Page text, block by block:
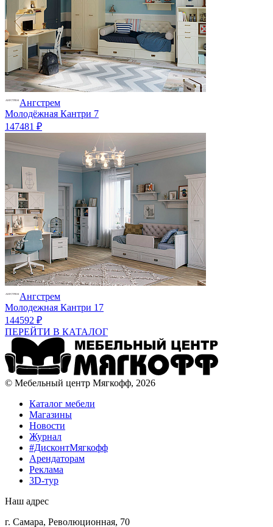
Ангстрем
Молодёжная Кантри 7
147481 ₽
Ангстрем
Молодежная Кантри 17
144592 ₽
ПЕРЕЙТИ В КАТАЛОГ
© Мебельный центр Мягкофф, 2026
Каталог мебели
Магазины
Новости
Журнал
#ДисконтМягкофф
Арендаторам
Реклама
3D-тур
Наш адрес
г. Самара, Революционная, 70